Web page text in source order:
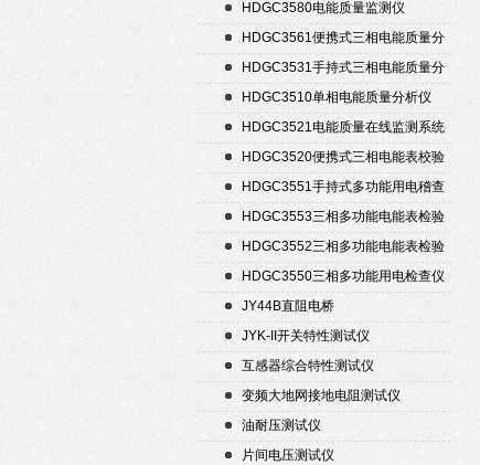
置
HDGC3580电能质量监测仪
HDGC3561便携式三相电能质量分
析仪
HDGC3531手持式三相电能质量分
析仪
HDGC3510单相电能质量分析仪
HDGC3521电能质量在线监测系统
HDGC3520便携式三相电能表校验
仪
HDGC3551手持式多功能用电稽查
仪
HDGC3553三相多功能电能表检验
装置
HDGC3552三相多功能电能表检验
装置
HDGC3550三相多功能用电检查仪
JY44B直阻电桥
JYK-II开关特性测试仪
互感器综合特性测试仪
变频大地网接地电阻测试仪
油耐压测试仪
片间电压测试仪